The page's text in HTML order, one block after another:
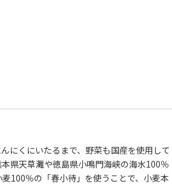
にくにいたるまで、野菜も国産を使用して
県天草灘や徳島県小鳴門海峡の海水100％
100％の「春小待」を使うことで、小麦本